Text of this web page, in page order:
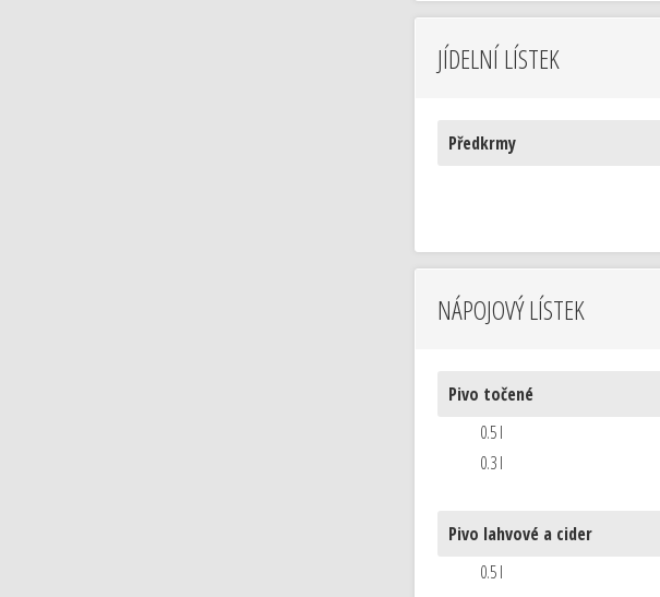
JÍDELNÍ LÍSTEK
Předkrmy
NÁPOJOVÝ LÍSTEK
Pivo točené
0.5 l
0.3 l
Pivo lahvové a cider
0.5 l